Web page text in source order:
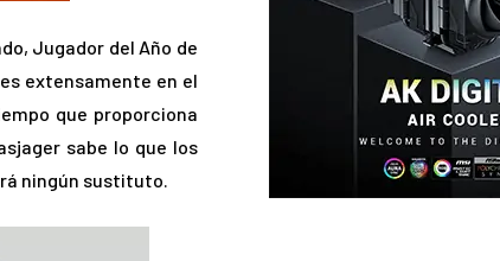
Jugador del Año de
extensamente en el
que proporciona
sabe lo que los
ningún sustituto.